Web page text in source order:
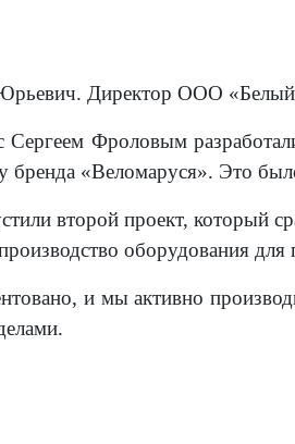
Директор ООО «Белый
Фроловым
бренда «Веломаруся». Это
второй проект, который
оборудования
и мы активно